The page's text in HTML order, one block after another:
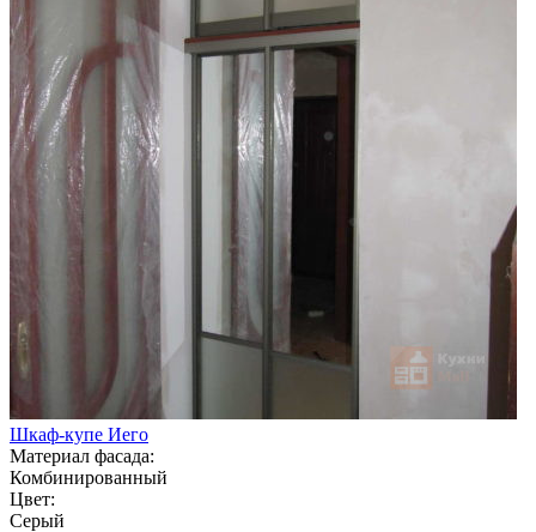
Шкаф-купе Иего
Материал фасада:
Комбинированный
Цвет:
Серый